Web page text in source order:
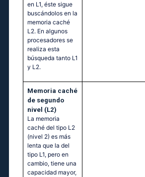
en L1, éste sigue
buscándolos en la
memoria caché
L2. En algunos
procesadores se
realiza esta
búsqueda tanto L1
y L2.
Memoria caché
de segundo
nivel (L2)
La memoria
caché del tipo L2
(nivel 2) es más
lenta que la del
tipo L1, pero en
cambio, tiene una
capacidad mayor,